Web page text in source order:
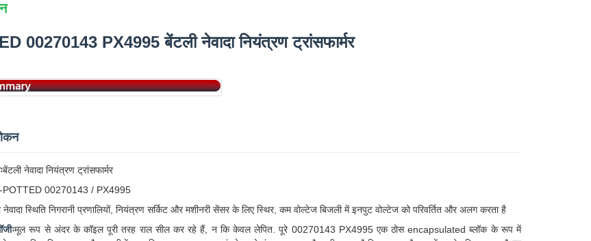
00270143 PX4995 बेंटली नेवादा नियंत्रण ट्रांसफार्मर
बेंटली नेवादा नियंत्रण ट्रांसफार्मर
POTTED 00270143 / PX4995
नेवादा स्थिति निगरानी प्रणालियों, नियंत्रण सर्किट और मशीनरी सेंसर के लिए स्थिर, कम वोल्टेज बिजली में इनपुट वोल्टेज को परिवर्तित और अलग करता है
मूल रूप से अंदर के कॉइल पूरी तरह राल सील कर रहे हैं, न कि केवल लेपित. पूरे 00270143 PX4995 एक ठोस encapsulated ब्लॉक के रूप में